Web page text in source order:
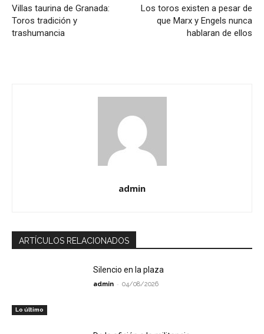
Villas taurina de Granada:
Toros tradición y
trashumancia
Los toros existen a pesar de
que Marx y Engels nunca
hablaran de ellos
admin
ARTÍCULOS RELACIONADOS
Lo último
Silencio en la plaza
admin - 04/08/2026